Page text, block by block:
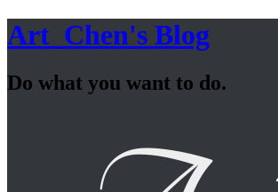
Art_Chen's Blog
Do what you want to do.